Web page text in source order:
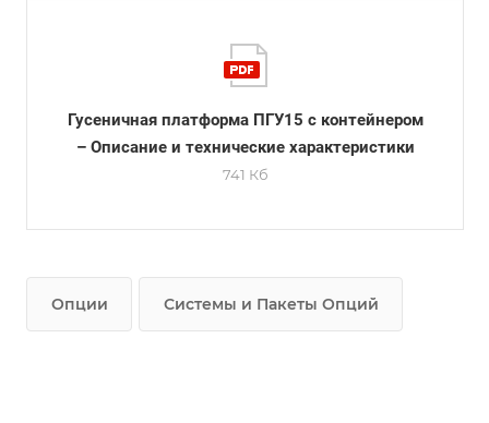
Гусеничная платформа ПГУ15 с контейнером
– Описание и технические характеристики
741 Кб
Опции Системы и Пакеты Опций